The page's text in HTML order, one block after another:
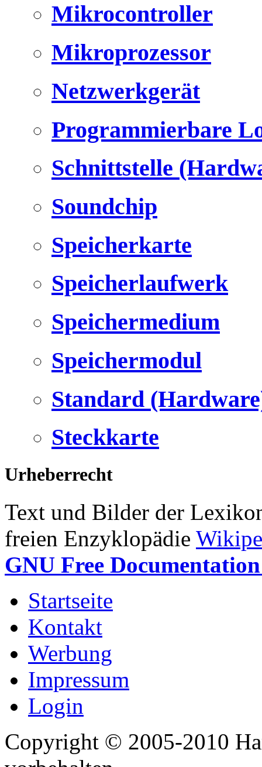
Mikrocontroller
Mikroprozessor
Netzwerkgerät
Programmierbare
Schnittstelle
Soundchip
Speicherkarte
Speicherlaufwerk
Speichermedium
Speichermodul
Standard
Steckkarte
Urheberrecht
Text und Bilder der
freien Enzyklopädie
GNU Free
Startseite
Kontakt
Werbung
Impressum
Login
Copyright © 2005-2010